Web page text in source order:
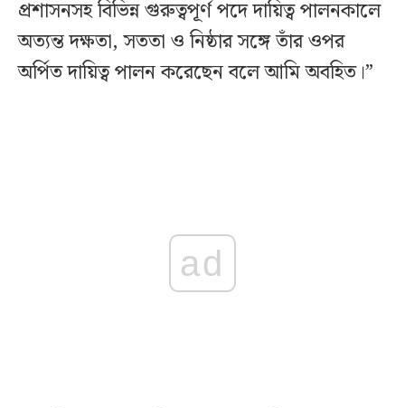
প্রশাসনসহ বিভিন্ন গুরুত্বপূর্ণ পদে দায়িত্ব পালনকালে
অত্যন্ত দক্ষতা, সততা ও নিষ্ঠার সঙ্গে তাঁর ওপর
অর্পিত দায়িত্ব পালন করেছেন বলে আমি অবহিত।”
ad